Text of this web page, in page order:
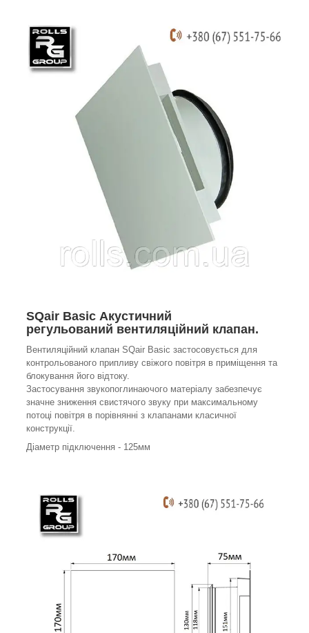
SQair Basic Акустичний
регульований вентиляційний клапан.
Вентиляційний клапан SQair Basic застосовується для
контрольованого припливу свіжого повітря в приміщення та
блокування його відтоку.
Застосування звукопоглинаючого матеріалу забезпечує
значне зниження свистячого звуку при максимальному
потоці повітря в порівнянні з клапанами класичної
конструкції.
Діаметр підключення - 125мм